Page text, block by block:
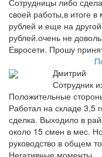
Сотрудницы либо
своей работы,в итоге
рублей и еще на
рублей.очень не
Евросети. Прошу
Дмитрий
Сотрудник
Положительные
Работал на складе 3,5
сделка. Выходило в
около 15 смен в мес.
руководство в общем
Негативные моменты